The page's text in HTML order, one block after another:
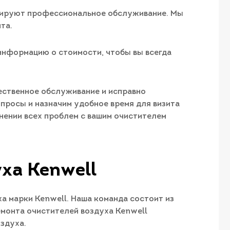
профессиональное обслуживание. Мы
о стоимости, чтобы вы всегда
обслуживание и исправно
и назначим удобное время для визита
всех проблем с вашим очистителем
Kenwell
марки Kenwell. Наша команда состоит из
очистителей воздуха Kenwell